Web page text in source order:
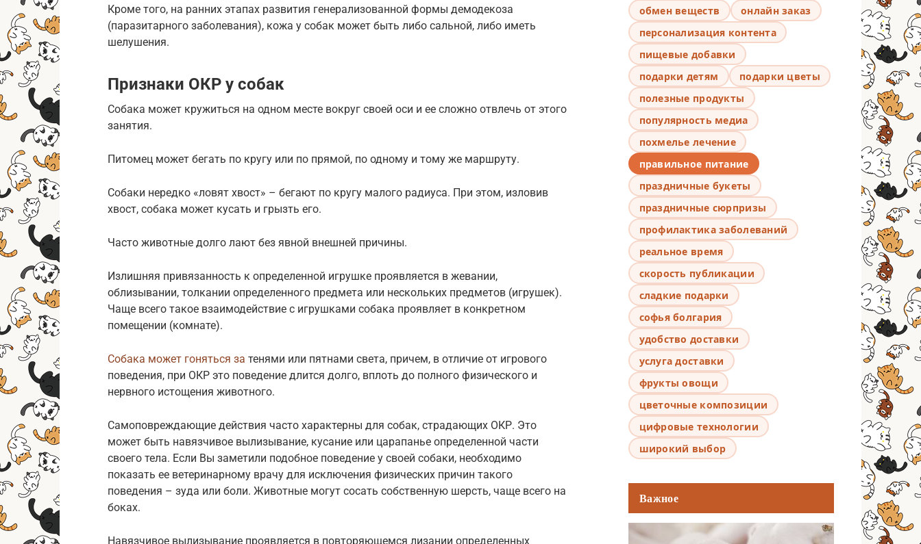
Кроме того, на ранних этапах развития генерализованной формы демодекоза
(паразитарного заболевания), кожа у собак может быть либо сальной, либо иметь
шелушения.
Признаки ОКР у собак
Собака может кружиться на одном месте вокруг своей оси и ее сложно отвлечь от этого
занятия.
Питомец может бегать по кругу или по прямой, по одному и тому же маршруту.
Собаки нередко «ловят хвост» – бегают по кругу малого радиуса. При этом, изловив
хвост, собака может кусать и грызть его.
Часто животные долго лают без явной внешней причины.
Излишняя привязанность к определенной игрушке проявляется в жевании,
облизывании, толкании определенного предмета или нескольких предметов (игрушек).
Чаще всего такое взаимодействие с игрушками собака проявляет в конкретном
помещении (комнате).
Собака может гоняться за тенями или пятнами света, причем, в отличие от игрового
поведения, при ОКР это поведение длится долго, вплоть до полного физического и
нервного истощения животного.
Самоповреждающие действия часто характерны для собак, страдающих ОКР. Это
может быть навязчивое вылизывание, кусание или царапанье определенной части
своего тела. Если Вы заметили подобное поведение у своей собаки, необходимо
показать ее ветеринарному врачу для исключения физических причин такого
поведения – зуда или боли. Животные могут сосать собственную шерсть, чаще всего на
боках.
Навязчивое вылизывание проявляется в повторяющемся лизании определенных
обмен веществ
онлайн заказ
персонализация контента
пищевые добавки
подарки детям
подарки цветы
полезные продукты
популярность медиа
похмелье лечение
правильное питание
праздничные букеты
праздничные сюрпризы
профилактика заболеваний
реальное время
скорость публикации
сладкие подарки
софья болгария
удобство доставки
услуга доставки
фрукты овощи
цветочные композиции
цифровые технологии
широкий выбор
Важное